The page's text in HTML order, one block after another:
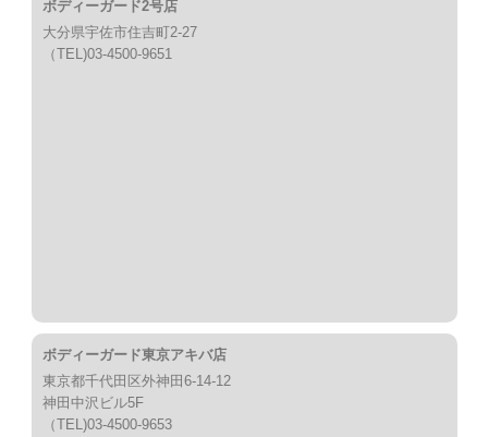
ボディーガード2号店
大分県宇佐市住吉町2-27
（TEL)03-4500-9651
ボディーガード東京アキバ店
東京都千代田区外神田6-14-12
神田中沢ビル5F
（TEL)03-4500-9653